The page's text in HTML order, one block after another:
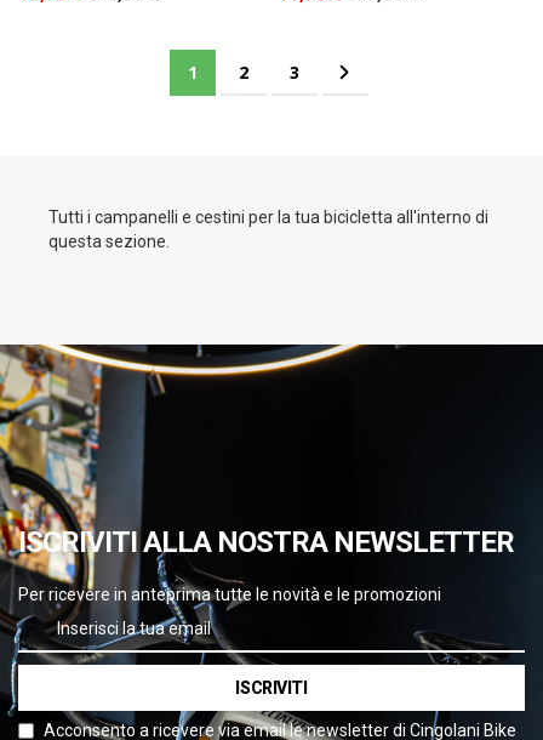
Attualmente stai leggendo la pagina
1 Pagina
2 Pagina
3 Pagina
Successivo
Tutti i campanelli e cestini per la tua bicicletta all'interno di
questa sezione.
ISCRIVITI ALLA NOSTRA NEWSLETTER
Per ricevere in anteprima tutte le novità e le promozioni
ISCRIVITI
Acconsento a ricevere via email le newsletter di Cingolani Bike